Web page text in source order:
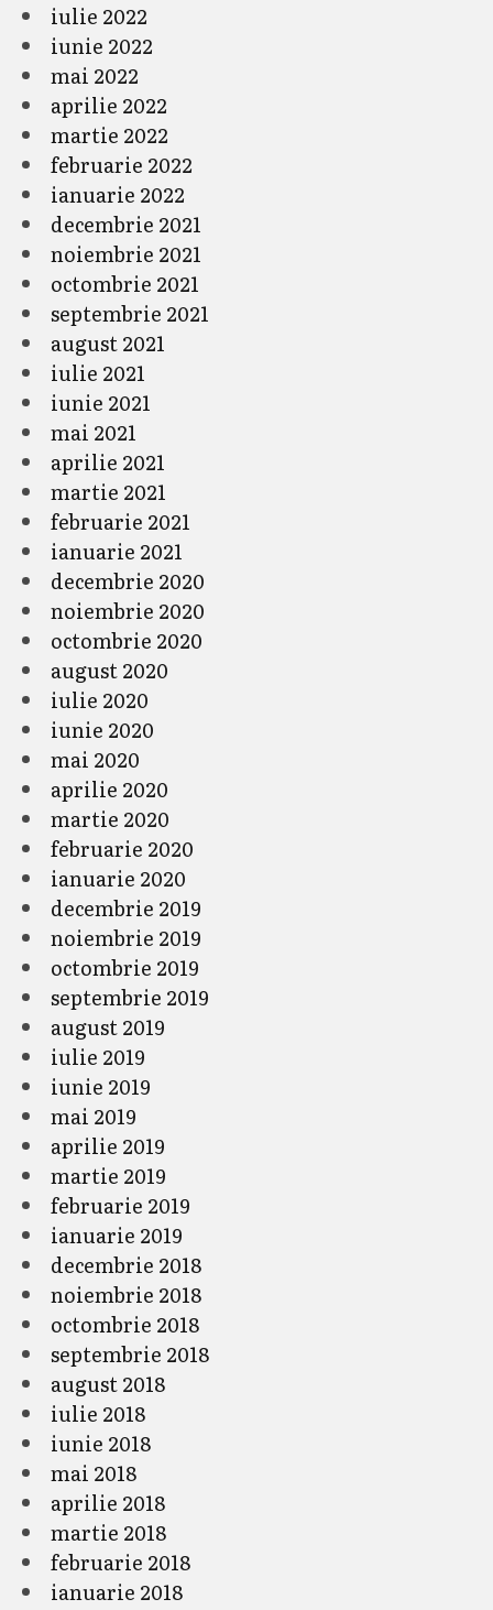
iulie 2022
iunie 2022
mai 2022
aprilie 2022
martie 2022
februarie 2022
ianuarie 2022
decembrie 2021
noiembrie 2021
octombrie 2021
septembrie 2021
august 2021
iulie 2021
iunie 2021
mai 2021
aprilie 2021
martie 2021
februarie 2021
ianuarie 2021
decembrie 2020
noiembrie 2020
octombrie 2020
august 2020
iulie 2020
iunie 2020
mai 2020
aprilie 2020
martie 2020
februarie 2020
ianuarie 2020
decembrie 2019
noiembrie 2019
octombrie 2019
septembrie 2019
august 2019
iulie 2019
iunie 2019
mai 2019
aprilie 2019
martie 2019
februarie 2019
ianuarie 2019
decembrie 2018
noiembrie 2018
octombrie 2018
septembrie 2018
august 2018
iulie 2018
iunie 2018
mai 2018
aprilie 2018
martie 2018
februarie 2018
ianuarie 2018